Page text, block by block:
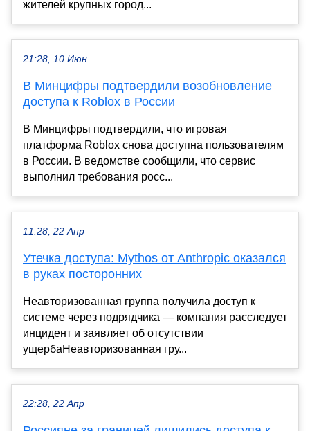
жителей крупных город...
21:28, 10 Июн
В Минцифры подтвердили возобновление
доступа к Roblox в России
В Минцифры подтвердили, что игровая
платформа Roblox снова доступна пользователям
в России. В ведомстве сообщили, что сервис
выполнил требования росс...
11:28, 22 Апр
Утечка доступа: Mythos от Anthropic оказался
в руках посторонних
Неавторизованная группа получила доступ к
системе через подрядчика — компания расследует
инцидент и заявляет об отсутствии
ущербаНеавторизованная гру...
22:28, 22 Апр